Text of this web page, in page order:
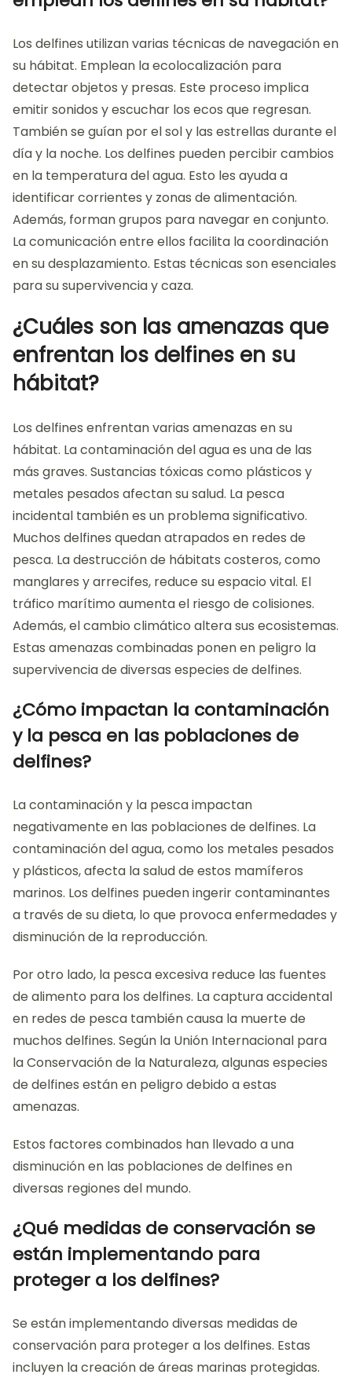
Los delfines utilizan varias técnicas de navegación en
su hábitat. Emplean la ecolocalización para
detectar objetos y presas. Este proceso implica
emitir sonidos y escuchar los ecos que regresan.
También se guían por el sol y las estrellas durante el
día y la noche. Los delfines pueden percibir cambios
en la temperatura del agua. Esto les ayuda a
identificar corrientes y zonas de alimentación.
Además, forman grupos para navegar en conjunto.
La comunicación entre ellos facilita la coordinación
en su desplazamiento. Estas técnicas son esenciales
para su supervivencia y caza.
¿Cuáles son las amenazas que
enfrentan los delfines en su
hábitat?
Los delfines enfrentan varias amenazas en su
hábitat. La contaminación del agua es una de las
más graves. Sustancias tóxicas como plásticos y
metales pesados afectan su salud. La pesca
incidental también es un problema significativo.
Muchos delfines quedan atrapados en redes de
pesca. La destrucción de hábitats costeros, como
manglares y arrecifes, reduce su espacio vital. El
tráfico marítimo aumenta el riesgo de colisiones.
Además, el cambio climático altera sus ecosistemas.
Estas amenazas combinadas ponen en peligro la
supervivencia de diversas especies de delfines.
¿Cómo impactan la contaminación
y la pesca en las poblaciones de
delfines?
La contaminación y la pesca impactan
negativamente en las poblaciones de delfines. La
contaminación del agua, como los metales pesados
y plásticos, afecta la salud de estos mamíferos
marinos. Los delfines pueden ingerir contaminantes
a través de su dieta, lo que provoca enfermedades y
disminución de la reproducción.
Por otro lado, la pesca excesiva reduce las fuentes
de alimento para los delfines. La captura accidental
en redes de pesca también causa la muerte de
muchos delfines. Según la Unión Internacional para
la Conservación de la Naturaleza, algunas especies
de delfines están en peligro debido a estas
amenazas.
Estos factores combinados han llevado a una
disminución en las poblaciones de delfines en
diversas regiones del mundo.
¿Qué medidas de conservación se
están implementando para
proteger a los delfines?
Se están implementando diversas medidas de
conservación para proteger a los delfines. Estas
incluyen la creación de áreas marinas protegidas.